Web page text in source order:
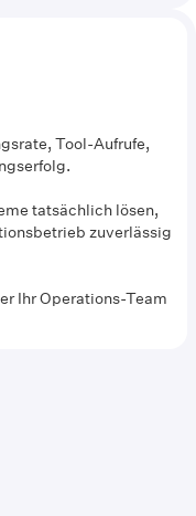
Tool-Aufrufe,
tatsächlich lösen,
zuverlässig
Ihr Operations-Team